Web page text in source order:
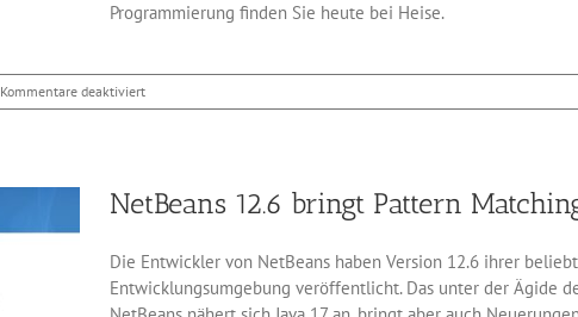
Programmierung finden Sie heute bei Heise.
Kommentare deaktiviertfür
Die
Rust
NetBeans 12.6 bringt Pattern
Die Entwickler von NetBeans haben Version 12.6 ihrer
Entwicklungsumgebung veröffentlicht. Das unter der Ägide